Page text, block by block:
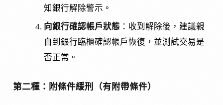
知銀行解除警示。
向銀行確認帳戶狀態 ：收到解除後，建議親
自到銀行臨櫃確認帳戶恢復，並測試交易是
否正常。
第二種：附條件緩刑（有附帶條件）